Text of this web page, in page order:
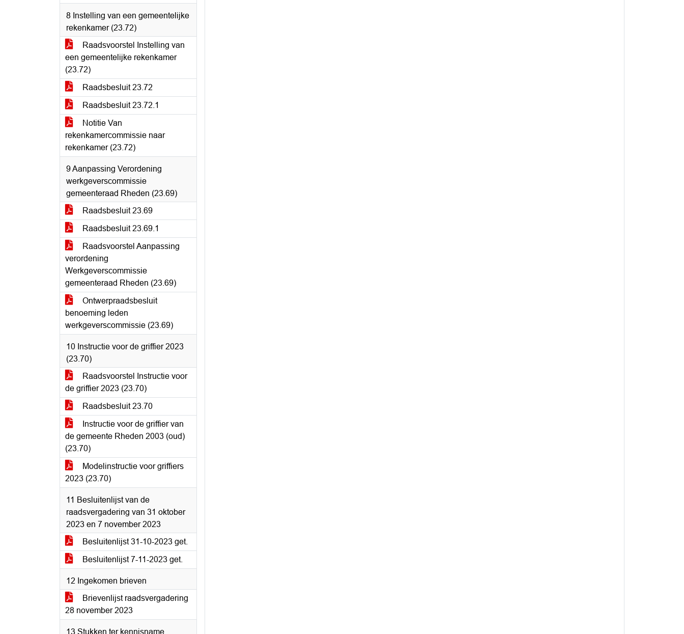
8 Instelling van een gemeentelijke
rekenkamer (23.72)
Raadsvoorstel Instelling van
een gemeentelijke rekenkamer
(23.72)
Raadsbesluit 23.72
Raadsbesluit 23.72.1
Notitie Van
rekenkamercommissie naar
rekenkamer (23.72)
9 Aanpassing Verordening
werkgeverscommissie
gemeenteraad Rheden (23.69)
Raadsbesluit 23.69
Raadsbesluit 23.69.1
Raadsvoorstel Aanpassing
verordening
Werkgeverscommissie
gemeenteraad Rheden (23.69)
Ontwerpraadsbesluit
benoeming leden
werkgeverscommissie (23.69)
10 Instructie voor de griffier 2023
(23.70)
Raadsvoorstel Instructie voor
de griffier 2023 (23.70)
Raadsbesluit 23.70
Instructie voor de griffier van
de gemeente Rheden 2003 (oud)
(23.70)
Modelinstructie voor griffiers
2023 (23.70)
11 Besluitenlijst van de
raadsvergadering van 31 oktober
2023 en 7 november 2023
Besluitenlijst 31-10-2023 get.
Besluitenlijst 7-11-2023 get.
12 Ingekomen brieven
Brievenlijst raadsvergadering
28 november 2023
13 Stukken ter kennisname